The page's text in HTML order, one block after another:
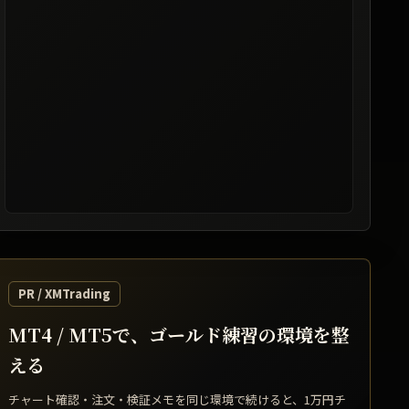
レート提供: TradingView / 表示は遅延する場合があります
PR / XMTrading
MT4 / MT5で、ゴールド練習の環境を整
える
チャート確認・注文・検証メモを同じ環境で続けると、1万円チ